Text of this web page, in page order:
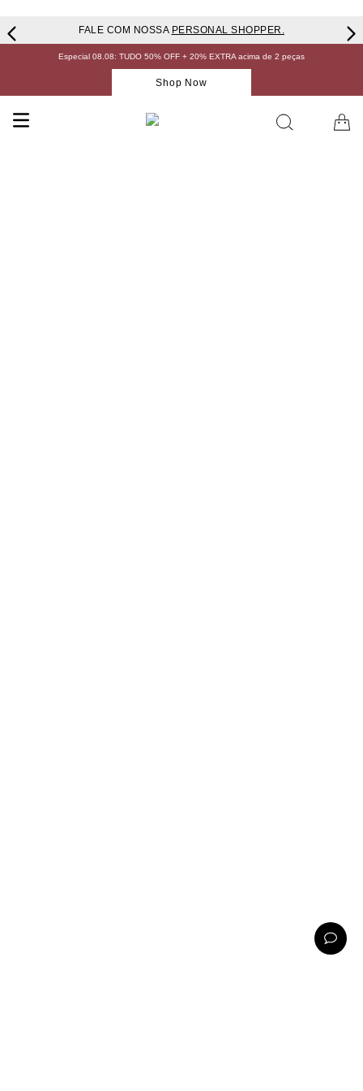
FALE COM NOSSA PERSONAL SHOPPER.
Especial 08.08: TUDO 50% OFF + 20% EXTRA acima de 2 peças
Shop Now